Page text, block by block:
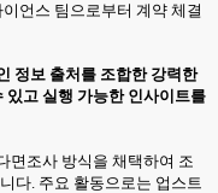
언스 팀으로부터 계약 체결
정보 출처를 조합한 강력한
있고 실행 가능한 인사이트를
면조사 방식을 채택하여 조
다. 주요 활동으로는 업스트